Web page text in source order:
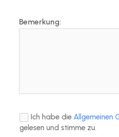
Bemerkung:
Ich habe dieAllgemeinen
gelesen und stimme zu.